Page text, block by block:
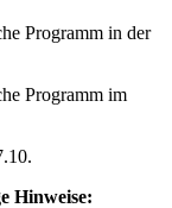
Programm in der
Programm im
Hinweise: